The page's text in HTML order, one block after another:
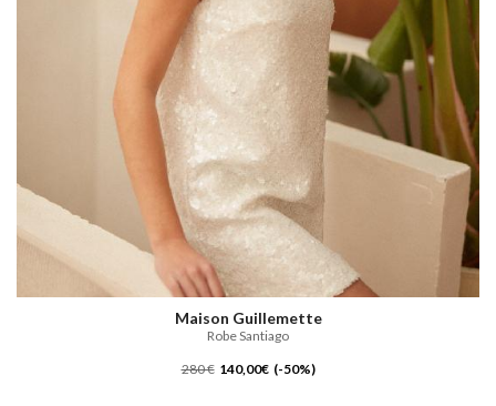
Maison Guillemette
Robe Santiago
280 € 140,00€ (-50%)